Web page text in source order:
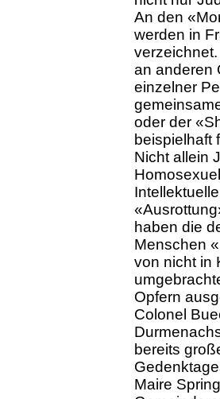
An den
werden in
an anderen
einzelner
oder der
beispielhaft
Nicht allein
haben die
Menschen
von nicht in
Opfern
Colonel
bereits
Maire